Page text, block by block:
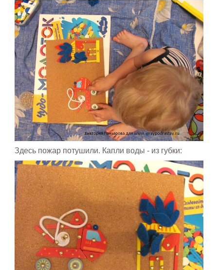
Здесь пожар потушили. Капли воды - из губки: